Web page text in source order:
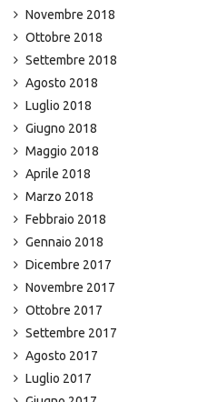
Novembre 2018
Ottobre 2018
Settembre 2018
Agosto 2018
Luglio 2018
Giugno 2018
Maggio 2018
Aprile 2018
Marzo 2018
Febbraio 2018
Gennaio 2018
Dicembre 2017
Novembre 2017
Ottobre 2017
Settembre 2017
Agosto 2017
Luglio 2017